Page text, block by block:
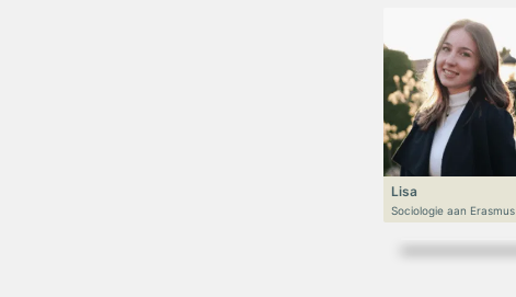
Lisa
Sociologie aan Erasmus